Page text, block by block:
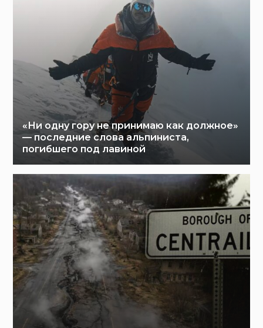
«Ни одну гору не принимаю как должное»
— последние слова альпиниста,
погибшего под лавиной